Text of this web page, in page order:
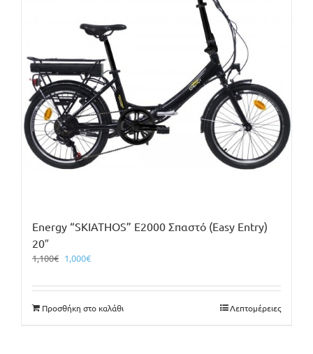
Energy “SKIATHOS” E2000 Σπαστό (Easy Entry)
20″
1,100€ Original
was:
1,000€Η
τιμή
1,000€.
Προσθήκη στο καλάθι Λεπτομέρειες